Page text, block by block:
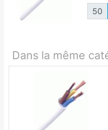
Dans la même